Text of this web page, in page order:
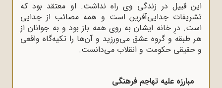
این قبیل در زندگی وی راه نداشت. او معتقد بود که
تشریفات جدایی‌آفرین است و همه مصائب از جدایی
است. درِ خانه ایشان به روی همه باز بود و به جوانان از
هر طبقه و گروه عشق می‌ورزید و آن‌ها را تکیه‌گاه واقعی
و حقیقی حکومت و انقلاب می‌دانست.
مبارزه علیه تهاجم فرهنگی